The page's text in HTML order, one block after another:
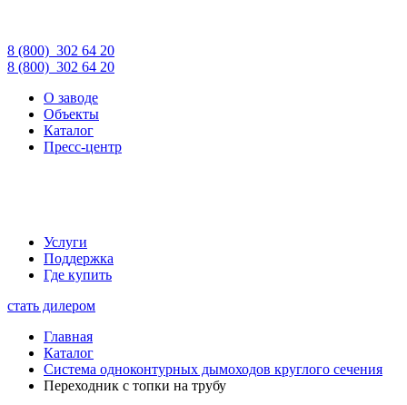
8 (800) 302 64 20
8 (800) 302 64 20
О заводе
Объекты
Каталог
Пресс-центр
Услуги
Поддержка
Где купить
стать дилером
Главная
Каталог
Система одноконтурных дымоходов круглого сечения
Переходник с топки на трубу